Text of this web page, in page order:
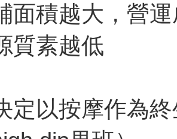
面積越大，營
質素越低
定以按摩作為